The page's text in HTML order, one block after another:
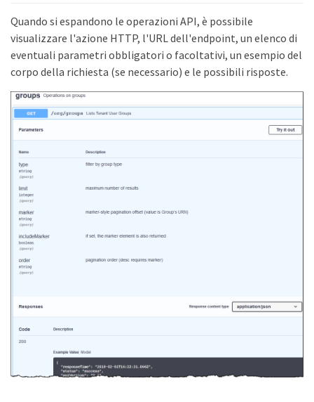
Quando si espandono le operazioni API, è possibile
visualizzare l'azione HTTP, l'URL dell'endpoint, un elenco di
eventuali parametri obbligatori o facoltativi, un esempio del
corpo della richiesta (se necessario) e le possibili risposte.